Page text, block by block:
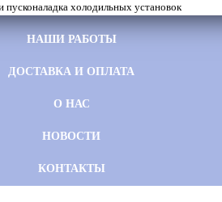
пусконаладка холодильных установок
НАШИ РАБОТЫ
ДОСТАВКА И ОПЛАТА
О НАС
НОВОСТИ
КОНТАКТЫ